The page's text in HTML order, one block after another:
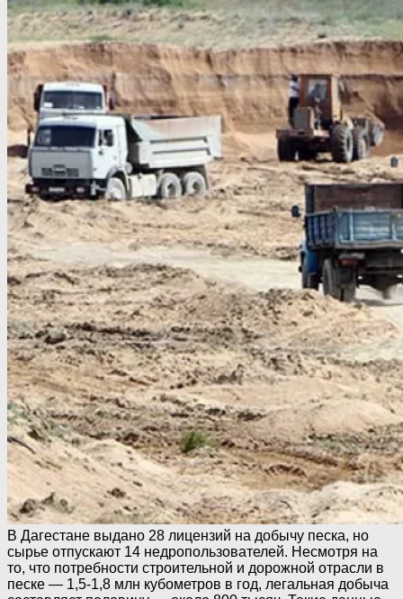
В Дагестане выдано 28 лицензий на добычу песка, но
сырье отпускают 14 недропользователей. Несмотря на
то, что потребности строительной и дорожной отрасли в
песке — 1,5-1,8 млн кубометров в год, легальная добыча